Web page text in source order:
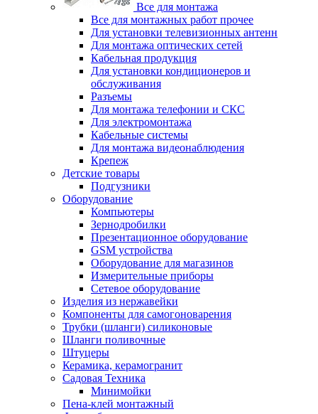
Все для монтажа
Все для монтажных работ прочее
Для установки телевизионных антенн
Для монтажа оптических сетей
Кабельная продукция
Для установки кондиционеров и
обслуживания
Разъемы
Для монтажа телефонии и СКС
Для электромонтажа
Кабельные системы
Для монтажа видеонаблюдения
Крепеж
Детские товары
Подгузники
Оборудование
Компьютеры
Зернодробилки
Презентационное оборудование
GSM устройства
Оборудование для магазинов
Измерительные приборы
Сетевое оборудование
Изделия из нержавейки
Компоненты для самогоноварения
Трубки (шланги) силиконовые
Шланги поливочные
Штуцеры
Керамика, керамогранит
Садовая Техника
Минимойки
Пена-клей монтажный